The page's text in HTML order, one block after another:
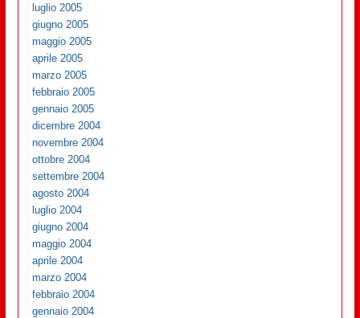
luglio 2005
giugno 2005
maggio 2005
aprile 2005
marzo 2005
febbraio 2005
gennaio 2005
dicembre 2004
novembre 2004
ottobre 2004
settembre 2004
agosto 2004
luglio 2004
giugno 2004
maggio 2004
aprile 2004
marzo 2004
febbraio 2004
gennaio 2004